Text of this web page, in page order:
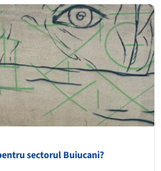
sectorul Buiucani?